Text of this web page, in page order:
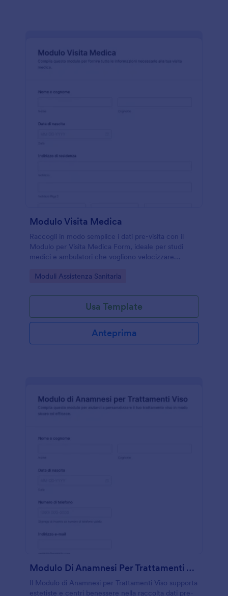
Modulo Visita Medica
Raccogli in modo semplice i dati pre-visita con il
Modulo per Visita Medica Form, ideale per studi
medici e ambulatori che vogliono velocizzare
risposta con Jotform.
Go to Category:
Moduli Assistenza Sanitaria
Usa Template
Anteprima
Modulo Di Anamnesi Per Trattamenti Viso
Il Modulo di Anamnesi per Trattamenti Viso supporta
estetiste e centri benessere nella raccolta dati pre-